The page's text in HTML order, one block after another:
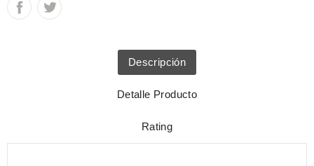
Descripción
Detalle Producto
Rating